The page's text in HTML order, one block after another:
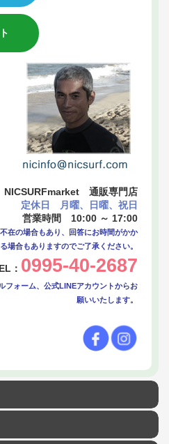
NICSURFmarket 通販専門店
定休日 月曜、日曜、祝日
営業時間 10:00 ～ 17:00
在の場合もあり、回答にお時間がかか
る場合もありますのでご了承ください。
： 0995-40-2687
フォーム、公式LINEアカウントからお
願いいたします。